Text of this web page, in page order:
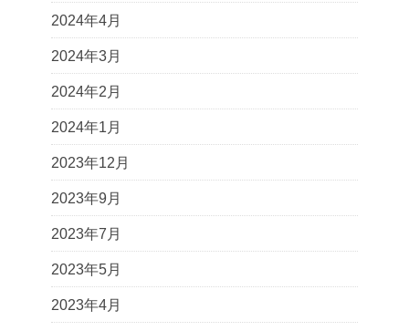
2024年4月
2024年3月
2024年2月
2024年1月
2023年12月
2023年9月
2023年7月
2023年5月
2023年4月